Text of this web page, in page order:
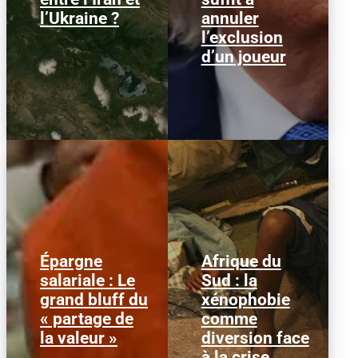
l’Ukraine ?
parmi...
annuler
l’exclusion
d’un joueur
parfaitement...
Épargne
salariale : Le
grand bluff du
« partage de
la valeur »
Alors que l'inflation et la
course aux profits
écrasent le pouvoir
d’achat, la loi « partage
de la...
Afrique du
Sud : la
xénophobie
comme
diversion face
© HCR/ James Oatway
L’Afrique du Sud est
entrée dans une
séquence dangereuse.
Des groupes...